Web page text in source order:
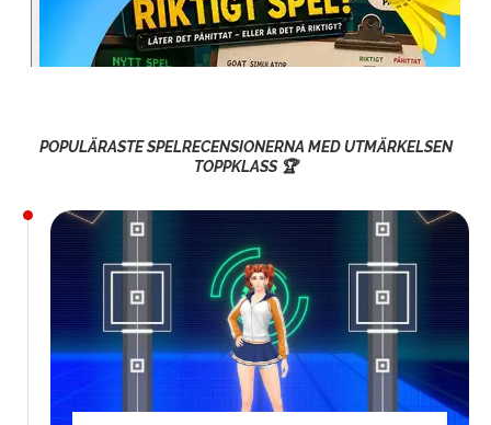
POPULÄRASTE SPELRECENSIONERNA MED UTMÄRKELSEN
TOPPKLASS 🏆